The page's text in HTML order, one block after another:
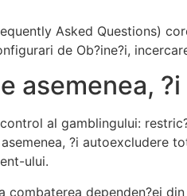
Asked Questions)
de Ob?ine?i,
asemenea,
al gamblingului:
?i autoexcludere
ului.
dependen?ei